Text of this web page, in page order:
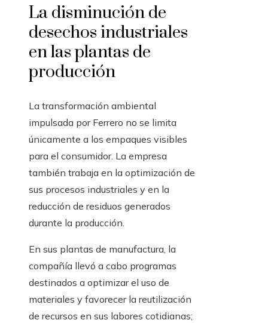
La disminución de
desechos industriales
en las plantas de
producción
La transformación ambiental
impulsada por Ferrero no se limita
únicamente a los empaques visibles
para el consumidor. La empresa
también trabaja en la optimización de
sus procesos industriales y en la
reducción de residuos generados
durante la producción.
En sus plantas de manufactura, la
compañía llevó a cabo programas
destinados a optimizar el uso de
materiales y favorecer la reutilización
de recursos en sus labores cotidianas;